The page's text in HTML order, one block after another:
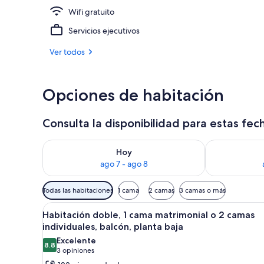
Wifi gratuito
Servicios ejecutivos
Ver todos
Opciones de habitación
Consulta la disponibilidad para estas
Hoy
ago 7 - ago 8
Consulta la disponibilidad para hoy ago 7 - ago 8
Consulta la
Filtros
disponibles
para
las
habitaciones
Todas las habitaciones 1 cama 2 camas 3 camas o más
Abrir
todas
las
fotos
Un dormitorio con una cama,
4
Habitación doble, 1 cama matrimonial o 2 camas
individuales, balcón, planta baja
8.88.8 de 10
Excelente
3 opiniones
(3